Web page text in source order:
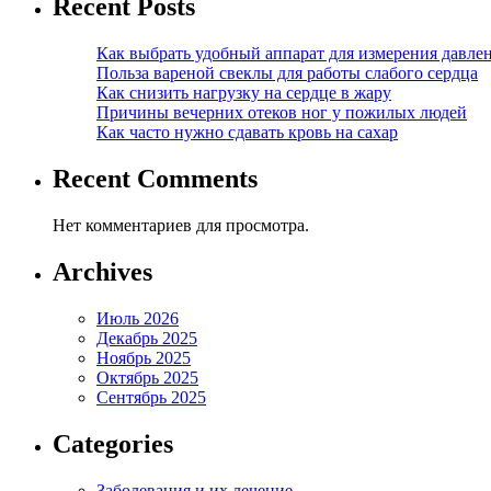
Recent Posts
Как выбрать удобный аппарат для измерения
Польза вареной свеклы для работы слабого сердца
Как снизить нагрузку на сердце в жару
Причины вечерних отеков ног у пожилых людей
Как часто нужно сдавать кровь на сахар
Recent Comments
Нет комментариев для просмотра.
Archives
Июль 2026
Декабрь 2025
Ноябрь 2025
Октябрь 2025
Сентябрь 2025
Categories